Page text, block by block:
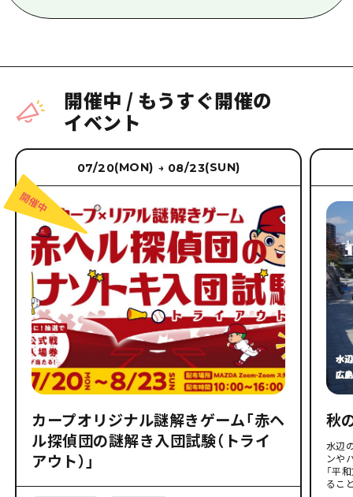
開催中 / もうすぐ開催の
イベント
07/20(MON) → 08/23(SUN)
カープオリジナル謎解きゲーム「赤ヘ
ル探偵団の謎解き入団試験（トライ
アウト）」
秋
水辺
ンや
「平
るこ